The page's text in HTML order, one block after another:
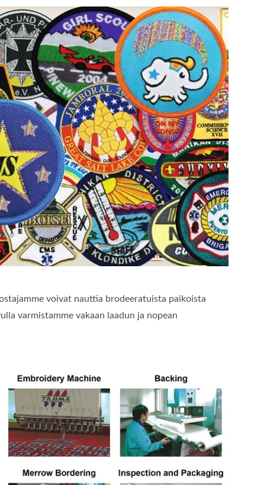
voivat nauttia brodeeratuista paikoista
varmistamme vakaan laadun ja nopean